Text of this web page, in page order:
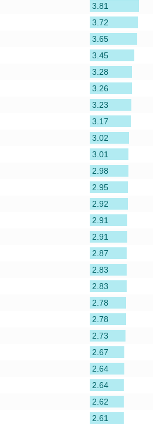
3.81
3.72
3.65
3.45
3.28
3.26
3.23
3.17
3.02
3.01
2.98
2.95
2.92
2.91
2.91
2.87
2.83
2.83
2.78
2.78
2.73
2.67
2.64
2.64
2.62
2.61